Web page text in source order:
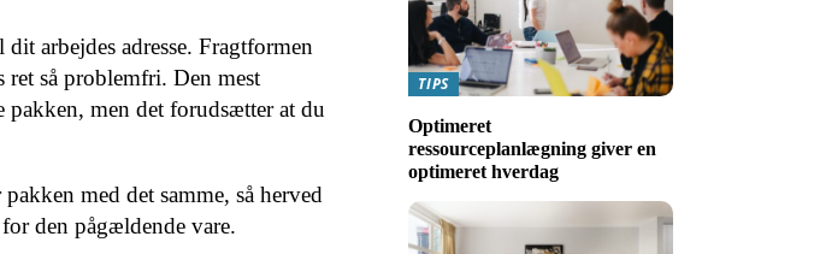
arbejdes adresse. Fragtformen
så problemfri. Den mest
men det forudsætter at du
med det samme, så herved
den pågældende vare.
TIPS
Optimeret
ressourceplanlægning giver en
optimeret hverdag